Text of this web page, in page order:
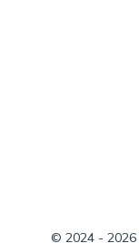
© 2024 - 2026